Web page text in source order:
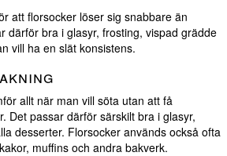
att florsocker löser sig snabbare än
därför bra i glasyr, frosting, vispad grädde
vill ha en slät konsistens.
allt när man vill söta utan att få
Det passar därför särskilt bra i glasyr,
desserter. Florsocker används också ofta
muffins och andra bakverk.